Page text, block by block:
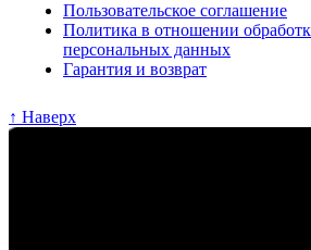
Пользовательское соглашение
Политика в отношении
персональных данных
Гарантия и возврат
↑ Наверх